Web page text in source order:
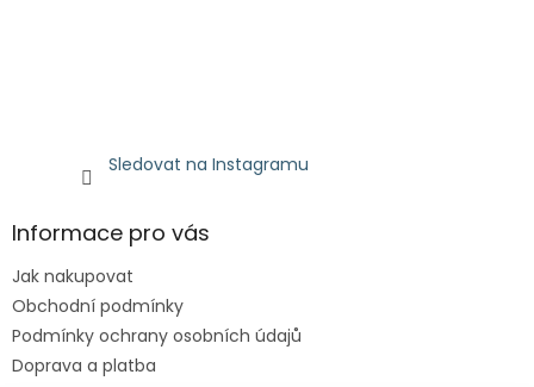
Sledovat na Instagramu
Informace pro vás
Jak nakupovat
Obchodní podmínky
Podmínky ochrany osobních údajů
Doprava a platba